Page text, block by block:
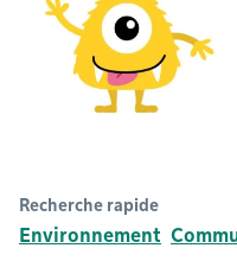
Recherche rapide
Environnement